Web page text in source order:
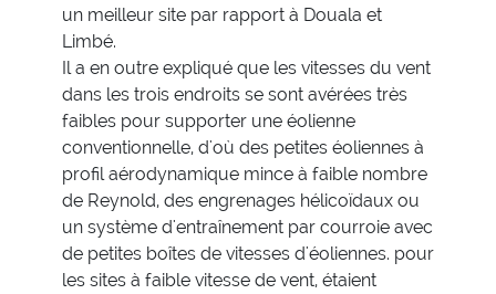
un meilleur site par rapport à Douala et
Limbé.
Il a en outre expliqué que les vitesses du vent
dans les trois endroits se sont avérées très
faibles pour supporter une éolienne
conventionnelle, d'où des petites éoliennes à
profil aérodynamique mince à faible nombre
de Reynold, des engrenages hélicoïdaux ou
un système d'entraînement par courroie avec
de petites boîtes de vitesses d'éoliennes. pour
les sites à faible vitesse de vent, étaient